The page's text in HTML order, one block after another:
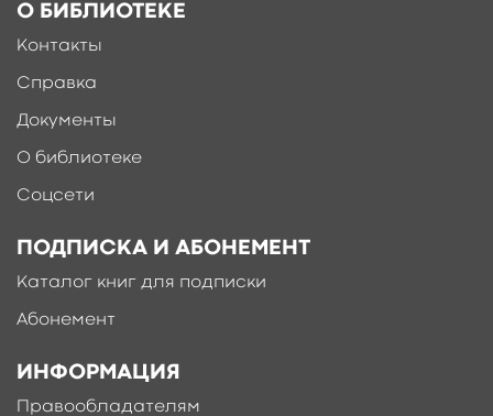
О БИБЛИОТЕКЕ
Контакты
Справка
Документы
О библиотеке
Соцсети
ПОДПИСКА И АБОНЕМЕНТ
Каталог книг для подписки
Абонемент
ИНФОРМАЦИЯ
Правообладателям